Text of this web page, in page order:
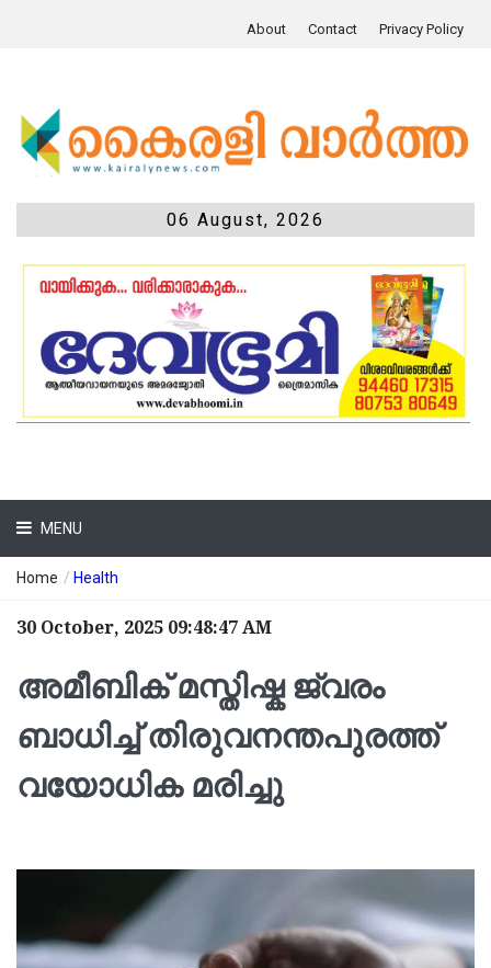
About Contact Privacy Policy
06 August, 2026
MENU
Home / Health
30 October, 2025 09:48:47 AM
അമീബിക് മസ്തിഷ്ക ജ്വരം
ബാധിച്ച് തിരുവനന്തപുരത്ത്
വയോധിക മരിച്ചു